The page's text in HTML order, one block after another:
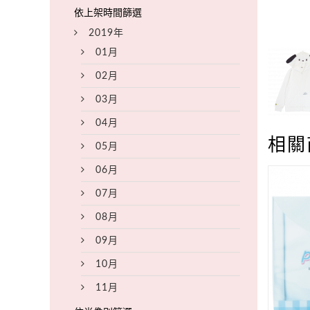
相
2019年
01月
02月
03月
04月
05月
06月
07月
08月
09月
10月
11月